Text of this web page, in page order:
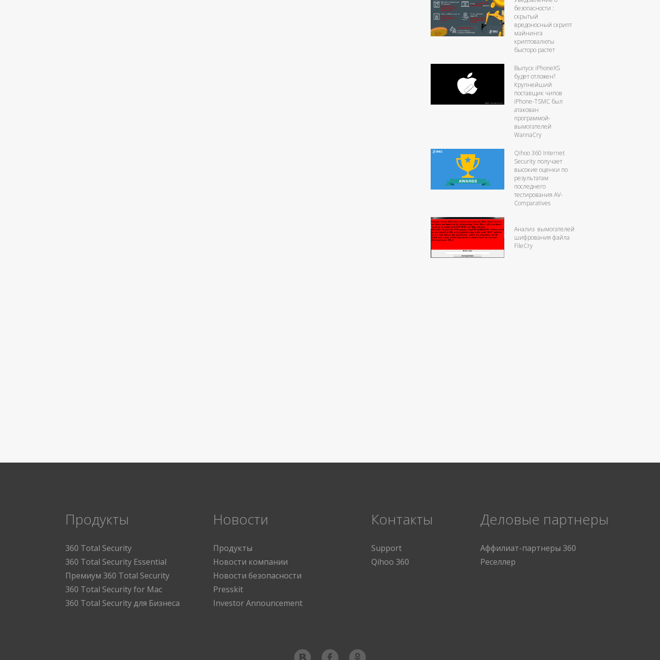
безопасности :
скрытый
вредоносный скрипт
майнинга
криптовалюты
бысторо растет
Выпуск iPhoneXS
будет отложен?
Крупнейший
поставщик чипов
iPhone-TSMC был
атакован
программой-
вымогателей
WannaCry
Qihoo 360 Internet
Security получает
высокие оценки по
результатам
последнего
тестирования AV-
Comparatives
Анализ вымогателей
шифрования файла
FileCry
Продукты
360 Total Security
360 Total Security Essential
Премиум 360 Total Security
360 Total Security for Mac
360 Total Security для Бизнеса
Новости
Продукты
Новости компании
Новости безопасности
Presskit
Investor Announcement
Контакты
Support
Qihoo 360
Деловые партнеры
Аффилиат-партнеры 360
Реселлер